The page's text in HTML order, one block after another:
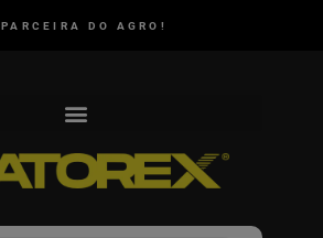
PARCEIRA DO AGRO!